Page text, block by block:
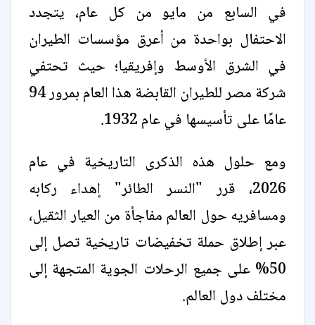
في السابع من مايو من كل عام، يتجدد
الاحتفال بواحدة من أعرق مؤسسات الطيران
في الشرق الأوسط وإفريقيا؛ حيث تحتفي
شركة مصر للطيران القابضة هذا العام بمرور 94
عامًا على تأسيسها في عام 1932.
ومع حلول هذه الذكرى التاريخية في عام
2026، قرر "النسر الطائر" إهداء ركابه
ومسافريه حول العالم مفاجأة من العيار الثقيل،
عبر إطلاق حملة تخفيضات تاريخية تصل إلى
50% على جميع الرحلات الجوية المتجهة إلى
مختلف دول العالم.